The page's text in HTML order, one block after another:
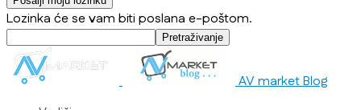
Lozinka će se vam biti poslana e-poštom.
AV market Blog